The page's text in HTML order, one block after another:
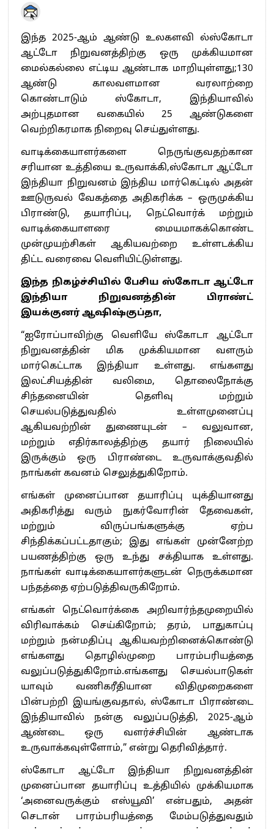
இந்த 2025-ஆம் ஆண்டு உலகளவி ல்ஸ்கோடா
ஆட்டோ நிறுவனத்திற்கு ஒரு முக்கியமான
மைல்கல்லை எட்டிய ஆண்டாக மாறியுள்ளது;130
ஆண்டு காலவளமான வரலாற்றை
கொண்டாடும் ஸ்கோடா, இந்தியாவில்
அற்புதமான வகையில் 25 ஆண்டுகளை
வெற்றிகரமாக நிறைவு செய்துள்ளது.
வாடிக்கையாளர்களை நெருங்குவதற்கான
சரியான உத்தியை உருவாக்கி,ஸ்கோடா ஆட்டோ
இந்தியா நிறுவனம் இந்திய மார்கெட்டில் அதன்
ஊடுருவல் வேகத்தை அதிகரிக்க – ஒருமுக்கிய
பிராண்டு, தயாரிப்பு, நெட்வொர்க் மற்றும்
வாடிக்கையாளரை மையமாகக்கொண்ட
முன்முயற்சிகள் ஆகியவற்றை உள்ளடக்கிய
திட்ட வரைவை வெளியிட்டுள்ளது.
இந்த நிகழ்ச்சியில் பேசிய ஸ்கோடா ஆட்டோ
இந்தியா நிறுவனத்தின் பிராண்ட்
இயக்குனர் ஆஷிஷ்குப்தா,
“ஐரோப்பாவிற்கு வெளியே ஸ்கோடா ஆட்டோ
நிறுவனத்தின் மிக முக்கியமான வளரும்
மார்கெட்டாக இந்தியா உள்ளது. எங்களது
இலட்சியத்தின் வலிமை, தொலைநோக்கு
சிந்தனையின் தெளிவு மற்றும்
செயல்படுத்துவதில் உள்ளமுனைப்பு
ஆகியவற்றின் துணையுடன் – வலுவான,
மற்றும் எதிர்காலத்திற்கு தயார் நிலையில்
இருக்கும் ஒரு பிராண்டை உருவாக்குவதில்
நாங்கள் கவனம் செலுத்துகிறோம்.
எங்கள் முனைப்பான தயாரிப்பு யுக்தியானது
அதிகரித்து வரும் நுகர்வோரின் தேவைகள்,
மற்றும் விருப்பங்களுக்கு ஏற்ப
சிந்திக்கப்பட்டதாகும்; இது எங்கள் முன்னேற்ற
பயணத்திற்கு ஒரு உந்து சக்தியாக உள்ளது.
நாங்கள் வாடிக்கையாளர்களுடன் நெருக்கமான
பந்தத்தை ஏற்படுத்திவருகிறோம்.
எங்கள் நெட்வொர்க்கை அறிவார்ந்தமுறையில்
விரிவாக்கம் செய்கிறோம்; தரம், பாதுகாப்பு
மற்றும் நன்மதிப்பு ஆகியவற்றினைக்கொண்டு
எங்களது தொழில்முறை பாரம்பரியத்தை
வலுப்படுத்துகிறோம்.எங்களது செயல்பாடுகள்
யாவும் வணிகரீதியான விதிமுறைகளை
பின்பற்றி இயங்குவதால், ஸ்கோடா பிராண்டை
இந்தியாவில் நன்கு வலுப்படுத்தி, 2025-ஆம்
ஆண்டை ஒரு வளர்ச்சியின் ஆண்டாக
உருவாக்கவுள்ளோம்,” என்று தெரிவித்தார்.
ஸ்கோடா ஆட்டோ இந்தியா நிறுவனத்தின்
முனைப்பான தயாரிப்பு உத்தியில் முக்கியமாக
‘அனைவருக்கும் எஸ்யூவி’ என்பதும், அதன்
செடான் பாரம்பரியத்தை மேம்படுத்துவதும்